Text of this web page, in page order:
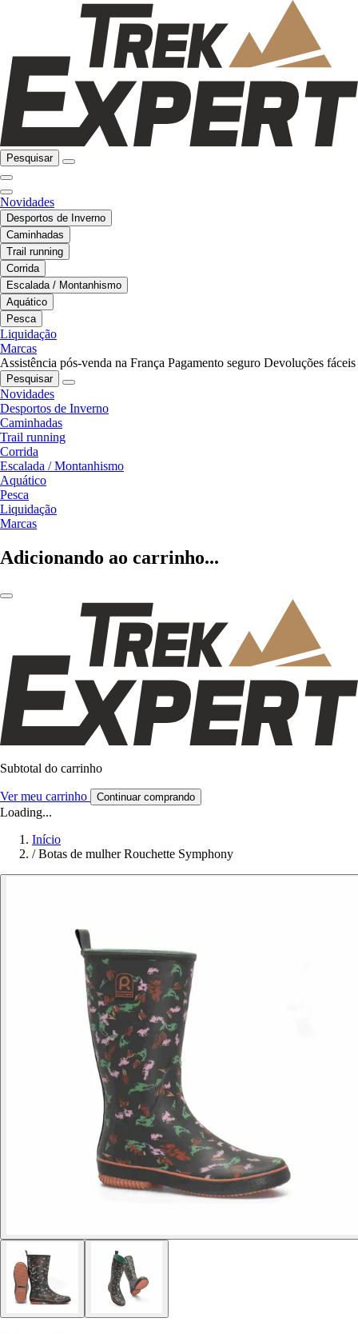
Pesquisar
Novidades
Desportos de Inverno
Caminhadas
Trail running
Corrida
Escalada / Montanhismo
Aquático
Pesca
Liquidação
Marcas
Assistência pós-venda na França Pagamento seguro Devoluções fáceis
Pesquisar
Novidades
Desportos de Inverno
Caminhadas
Trail running
Corrida
Escalada / Montanhismo
Aquático
Pesca
Liquidação
Marcas
Adicionando ao carrinho...
Subtotal do carrinho
Ver meu carrinho Continuar comprando
Loading...
Início
/ Botas de mulher Rouchette Symphony